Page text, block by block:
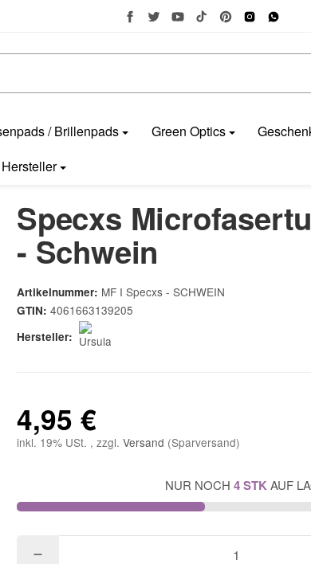
/ Brillenpads Green Optics
Hersteller
Specxs
- Schwein
Artikelnummer: MF I Specxs - SCHWEIN
GTIN: 4061663139205
Hersteller:
4,95 €
inkl. 19% USt. , zzgl. Versand (Sparversand)
NUR NOCH 4 STK AUF